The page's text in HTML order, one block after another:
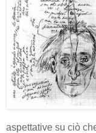
aspettative su ciò